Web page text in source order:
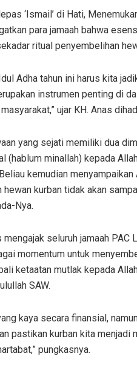
‘Ismail’ di Hati,
para jamaah bahwa
ritual penyembelihan
Adha tahun ini harus kita
instrumen penting di
ujar KH. Anas
yang sejati memiliki dua
(hablum minallah) kepada
kemudian menyampaikan
kurban tidak akan
Nya.
seluruh jamaah
momentum untuk
ketaatan mutlak kepada
SAW.
kaya secara finansial,
pastikan kurban kita menjadi
pungkasnya.